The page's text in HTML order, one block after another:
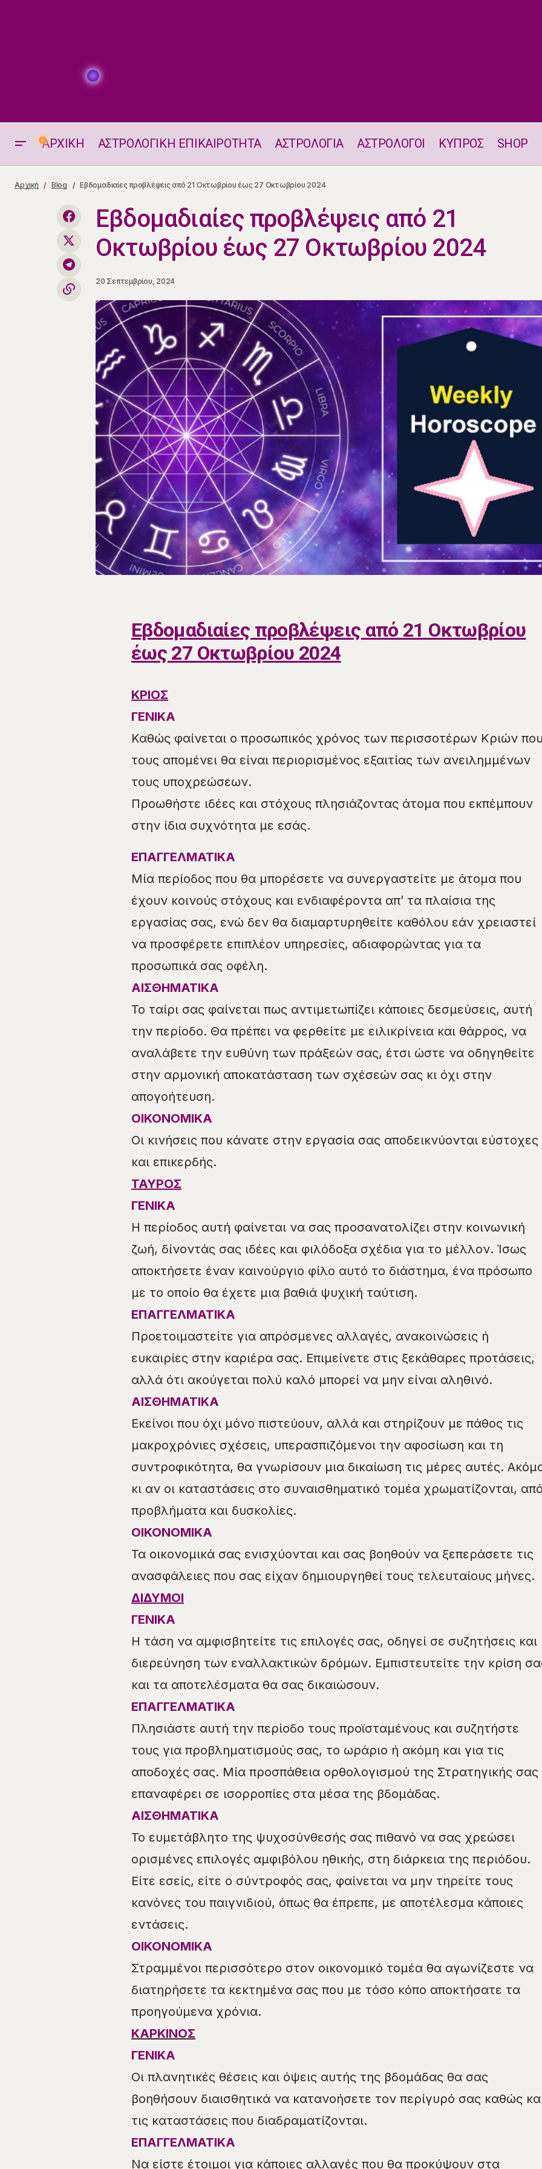
ΑΡΧΙΚΗ ΑΣΤΡΟΛΟΓΙΚΗ ΕΠΙΚΑΙΡΟΤΗΤΑ ΑΣΤΡΟΛΟΓΙΑ ΑΣΤΡΟΛΟΓΟΙ ΚΥΠΡΟΣ SHOP
Αισθηματικές Προβλέψεις 2025: τα
Ζώδια στον Χορό της Αγάπης
Εβδομαδιαίες προβλέψεις από 21 Οκτωβρίου έως 27
Αρχική Blog Εβδομαδιαίες προβλέψεις από 21 Οκτωβρίου έως 27 Οκτωβρίου 2024
Εβδομαδιαίες προβλέψεις από 21
Οκτωβρίου έως 27 Οκτωβρίου 2024
20 Σεπτεμβρίου, 2024
Εβδομαδιαίες προβλέψεις από 21 Οκτωβρίου
έως 27 Οκτωβρίου 2024
ΚΡΙΟΣ
ΓΕΝΙΚΑ
Καθώς φαίνεται ο προσωπικός χρόνος των περισσοτέρων Κριών
τους απομένει θα είναι περιορισμένος εξαιτίας των ανειλημμένων
τους υποχρεώσεων.
Προωθήστε ιδέες και στόχους πλησιάζοντας άτομα που εκπέμπουν
στην ίδια συχνότητα με εσάς.
ΕΠΑΓΓΕΛΜΑΤΙΚΑ
Μία περίοδος που θα μπορέσετε να συνεργαστείτε με άτομα που
έχουν κοινούς στόχους και ενδιαφέροντα απ’ τα πλαίσια της
εργασίας σας, ενώ δεν θα διαμαρτυρηθείτε καθόλου εάν χρειαστεί
να προσφέρετε επιπλέον υπηρεσίες, αδιαφορώντας για τα
προσωπικά σας οφέλη.
ΑΙΣΘΗΜΑΤΙΚΑ
Το ταίρι σας φαίνεται πως αντιμετωπίζει κάποιες δεσμεύσεις, αυτή
την περίοδο. Θα πρέπει να φερθείτε με ειλικρίνεια και θάρρος, να
αναλάβετε την ευθύνη των πράξεών σας, έτσι ώστε να οδηγηθείτε
στην αρμονική αποκατάσταση των σχέσεών σας κι όχι στην
απογοήτευση.
ΟΙΚΟΝΟΜΙΚΑ
Οι κινήσεις που κάνατε στην εργασία σας αποδεικνύονται εύστοχες
και επικερδής.
ΤΑΥΡΟΣ
ΓΕΝΙΚΑ
Η περίοδος αυτή φαίνεται να σας προσανατολίζει στην κοινωνική
ζωή, δίνοντάς σας ιδέες και φιλόδοξα σχέδια για το μέλλον. Ίσως
αποκτήσετε έναν καινούργιο φίλο αυτό το διάστημα, ένα πρόσωπο
με το οποίο θα έχετε μια βαθιά ψυχική ταύτιση.
ΕΠΑΓΓΕΛΜΑΤΙΚΑ
Προετοιμαστείτε για απρόσμενες αλλαγές, ανακοινώσεις ή
ευκαιρίες στην καριέρα σας. Επιμείνετε στις ξεκάθαρες προτάσεις,
αλλά ότι ακούγεται πολύ καλό μπορεί να μην είναι αληθινό.
ΑΙΣΘΗΜΑΤΙΚΑ
Εκείνοι που όχι μόνο πιστεύουν, αλλά και στηρίζουν με πάθος τις
μακροχρόνιες σχέσεις, υπερασπιζόμενοι την αφοσίωση και τη
συντροφικότητα, θα γνωρίσουν μια δικαίωση τις μέρες αυτές.
κι αν οι καταστάσεις στο συναισθηματικό τομέα χρωματίζονται,
προβλήματα και δυσκολίες.
ΟΙΚΟΝΟΜΙΚΑ
Τα οικονομικά σας ενισχύονται και σας βοηθούν να ξεπεράσετε τις
ανασφάλειες που σας είχαν δημιουργηθεί τους τελευταίους μήνες.
ΔΙΔΥΜΟΙ
ΓΕΝΙΚΑ
Η τάση να αμφισβητείτε τις επιλογές σας, οδηγεί σε συζητήσεις και
διερεύνηση των εναλλακτικών δρόμων. Εμπιστευτείτε την κρίση
και τα αποτελέσματα θα σας δικαιώσουν.
ΕΠΑΓΓΕΛΜΑΤΙΚΑ
Πλησιάστε αυτή την περίοδο τους προϊσταμένους και συζητήστε
τους για προβληματισμούς σας, το ωράριο ή ακόμη και για τις
αποδοχές σας. Μία προσπάθεια ορθολογισμού της Στρατηγικής σας
επαναφέρει σε ισορροπίες στα μέσα της βδομάδας.
ΑΙΣΘΗΜΑΤΙΚΑ
Το ευμετάβλητο της ψυχοσύνθεσής σας πιθανό να σας χρεώσει
ορισμένες επιλογές αμφιβόλου ηθικής, στη διάρκεια της περιόδου.
Είτε εσείς, είτε ο σύντροφός σας, φαίνεται να μην τηρείτε τους
κανόνες του παιγνιδιού, όπως θα έπρεπε, με αποτέλεσμα κάποιες
εντάσεις.
ΟΙΚΟΝΟΜΙΚΑ
Στραμμένοι περισσότερο στον οικονομικό τομέα θα αγωνίζεστε να
διατηρήσετε τα κεκτημένα σας που με τόσο κόπο αποκτήσατε τα
προηγούμενα χρόνια.
ΚΑΡΚΙΝΟΣ
ΓΕΝΙΚΑ
Οι πλανητικές θέσεις και όψεις αυτής της βδομάδας θα σας
βοηθήσουν διαισθητικά να κατανοήσετε τον περίγυρό σας καθώς
τις καταστάσεις που διαδραματίζονται.
ΕΠΑΓΓΕΛΜΑΤΙΚΑ
Να είστε έτοιμοι για κάποιες αλλαγές που θα προκύψουν στα